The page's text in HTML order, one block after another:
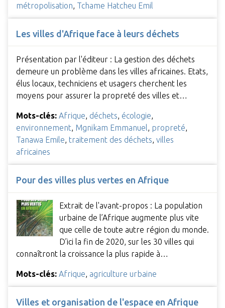
métropolisation Tchame Hatcheu Emil
Les villes d'Afrique face à leurs déchets
Présentation par l'éditeur : La gestion des déchets
demeure un problème dans les villes africaines. Etats,
élus locaux, techniciens et usagers cherchent les
moyens pour assurer la propreté des villes et…
Mots-clés: Afrique, déchets, écologie,
environnement, Mgnikam Emmanuel, propreté,
Tanawa Emile, traitement des déchets, villes
africaines
Pour des villes plus vertes en Afrique
Extrait de l'avant-propos : La population
urbaine de l’Afrique augmente plus vite
que celle de toute autre région du monde.
D’ici la fin de 2020, sur les 30 villes qui
connaîtront la croissance la plus rapide à…
Mots-clés: Afrique, agriculture urbaine
Villes et organisation de l'espace en Afrique